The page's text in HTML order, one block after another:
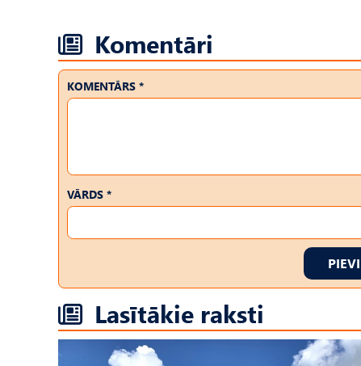
Komentāri
KOMENTĀRS *
VĀRDS *
Lasītākie raksti